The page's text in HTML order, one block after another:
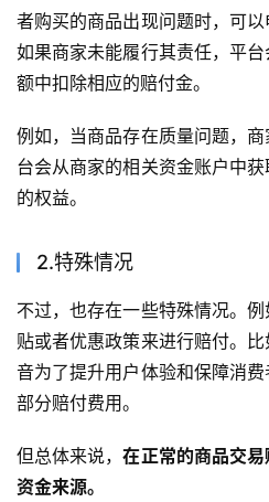
者购买的商品出现问题时，可以
如果商家未能履行其责任，平
额中扣除相应的赔付金。
例如，当商品存在质量问题，
台会从商家的相关资金账户中
的权益。
2.特殊情况
不过，也存在一些特殊情况。
贴或者优惠政策来进行赔付。
音为了提升用户体验和保障消
部分赔付费用。
但总体来说，在正常的商品交
资金来源。